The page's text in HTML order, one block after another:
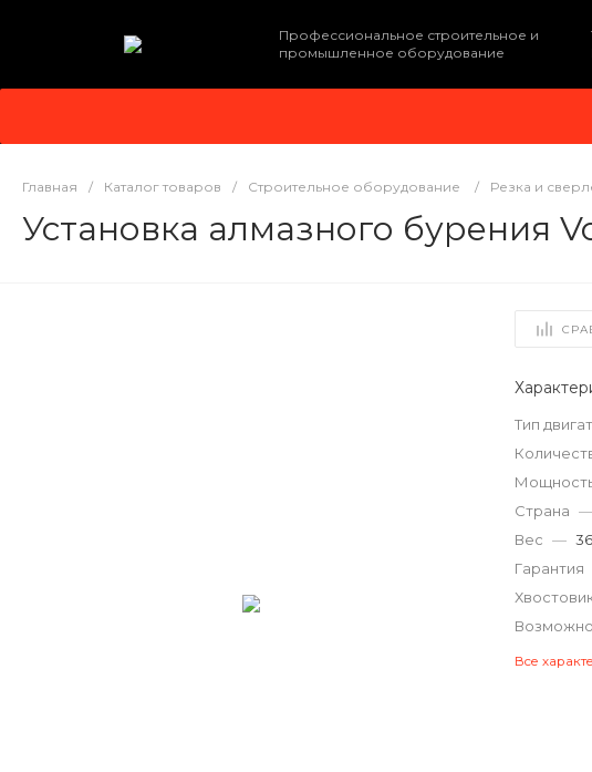
Профессиональное строительное и
промышленное оборудование
Главная / Каталог товаров / Строительное оборудование / Резка и
Установка алмазного бурения
Тип
Страна —
Вес — 36
Гарантия
Все